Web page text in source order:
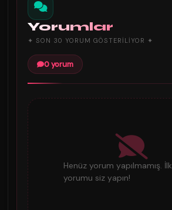
Yorumlar
✦ SON 30 YORUM GÖSTERILIYOR ✦
0 yorum
Henüz yorum yapılmamış. İlk
yorumu siz yapın!